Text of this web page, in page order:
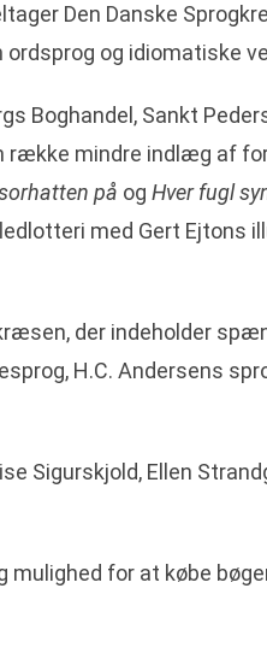
Den Danske
og idiomatiske
Boghandel, Sankt
række mindre indlæg af
på og Hver fugl
med Gert Ejtons
der indeholder
H.C. Andersens
Sigurskjold, Ellen
mulighed for at købe